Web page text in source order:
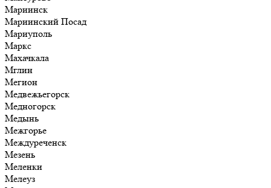
Мариинск
Мариинский Посад
Мариуполь
Маркс
Махачкала
Мглин
Мегион
Медвежьегорск
Медногорск
Медынь
Межгорье
Междуреченск
Мезень
Меленки
Мелеуз